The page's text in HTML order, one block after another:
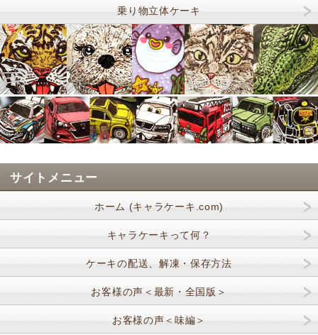
乗り物立体ケーキ
サイトメニュー
ホーム (キャラケーキ.com)
キャラケーキって何？
ケーキの配送、解凍・保存方法
お客様の声＜最新・全国版＞
お客様の声＜味編＞